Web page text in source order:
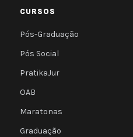
CURSOS
Pós-Graduação
Pós Social
PratikaJur
OAB
Maratonas
Graduação